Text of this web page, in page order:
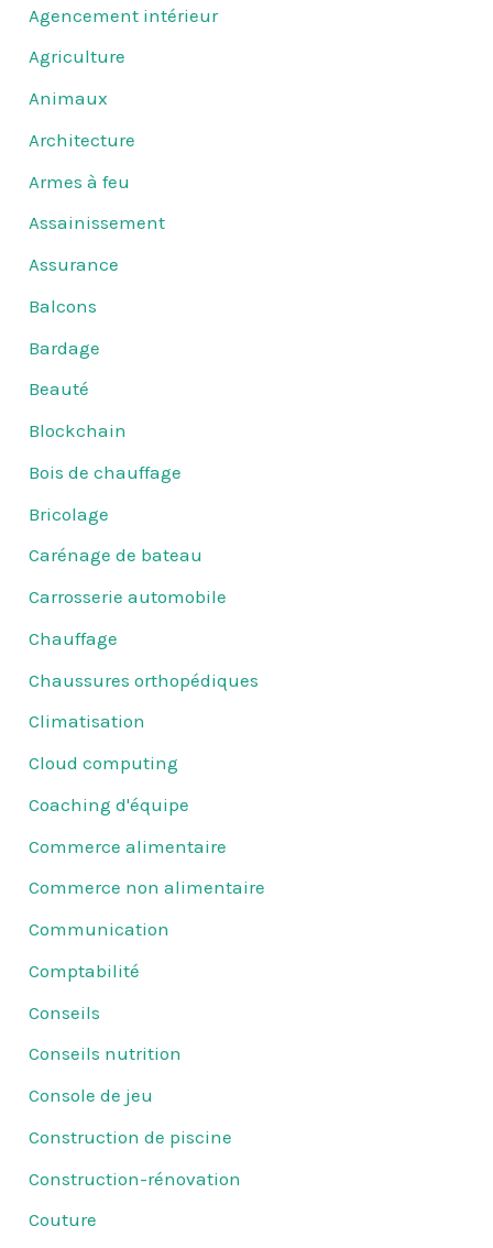
Agencement intérieur
Agriculture
Animaux
Architecture
Armes à feu
Assainissement
Assurance
Balcons
Bardage
Beauté
Blockchain
Bois de chauffage
Bricolage
Carénage de bateau
Carrosserie automobile
Chauffage
Chaussures orthopédiques
Climatisation
Cloud computing
Coaching d'équipe
Commerce alimentaire
Commerce non alimentaire
Communication
Comptabilité
Conseils
Conseils nutrition
Console de jeu
Construction de piscine
Construction-rénovation
Couture